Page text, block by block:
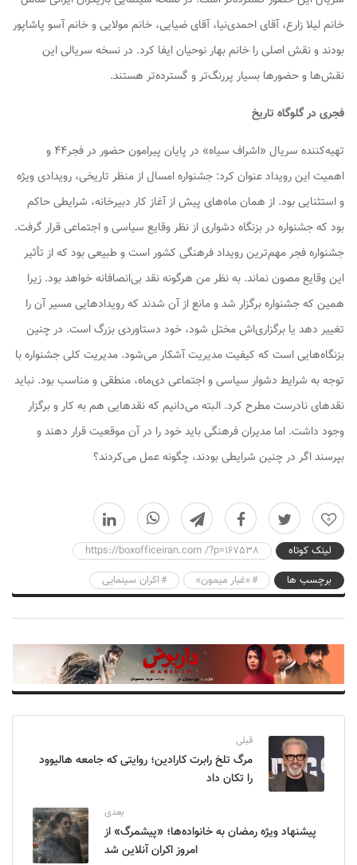
خانم لیلا زارع، آقای احمدی‌نیا، آقای ضیایی، خانم مولایی و خانم آسو پاشاپور
بودند و نقش اصلی را خانم بهار نوحیان ایفا کرد. در نسخه سریالی این
نقش‌ها و حضورها بسیار پررنگ‌تر و گسترده‌تر هستند.
فجری در گلوگاه تاریخ
تهیه‌کننده سریال «اشراف سیاه» در پایان پیرامون حضور در فجر۴۴ و
اهمیت این رویداد عنوان کرد: جشنواره امسال از منظر تاریخی، رویدادی ویژه
و استثنایی بود. از همان ماه‌های پیش از آغاز کار دبیرخانه، شرایطی حاکم
بود که جشنواره در بزنگاه دشواری از نظر وقایع سیاسی و اجتماعی قرار گرفت.
جشنواره فجر مهم‌ترین رویداد فرهنگی کشور است و طبیعی بود که از تأثیر
این وقایع مصون نماند. به نظر من هرگونه نقد بی‌انصافانه خواهد بود. زیرا
همین که جشنواره برگزار شد و مانع از آن شدند که رویدادهایی مسیر آن را
تغییر دهد یا برگزاری‌اش مختل شود، خود دستاوردی بزرگ است. در چنین
بزنگاه‌هایی است که کیفیت مدیریت آشکار می‌شود. مدیریت کلی جشنواره با
توجه به شرایط دشوار سیاسی و اجتماعی دی‌ماه، منطقی و مناسب بود. نباید
نقدهای نادرست مطرح کرد. البته می‌دانیم که نقدهایی هم به کار و برگزار
وجود داشت. اما مدیران فرهنگی باید خود را در آن موقعیت قرار دهند و
بپرسند اگر در چنین شرایطی بودند، چگونه عمل می‌کردند؟
0
لینک کوتاه
https://boxofficeiran.com /?p=167538
برچسب ها
«غبار میمون» اکران سینمایی
قبلی
مرگ تلخ رابرت کارادین؛ روایتی که جامعه هالیوود
را تکان داد
بعدی
پیشنهاد ویژه رمضان به خانواده‌ها؛ «پیشمرگ» از
امروز اکران آنلاین شد